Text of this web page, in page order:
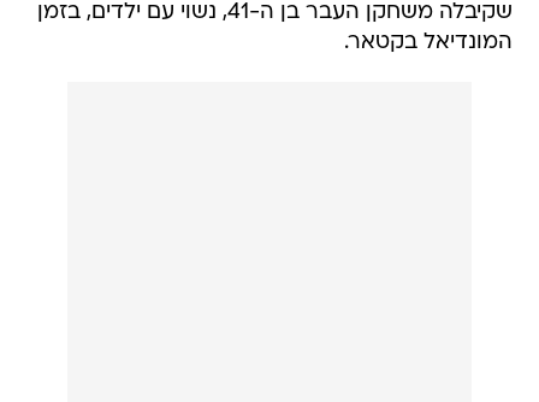
שקיבלה משחקן העבר בן ה-41, נשוי עם ילדים, בזמן
המונדיאל בקטאר.